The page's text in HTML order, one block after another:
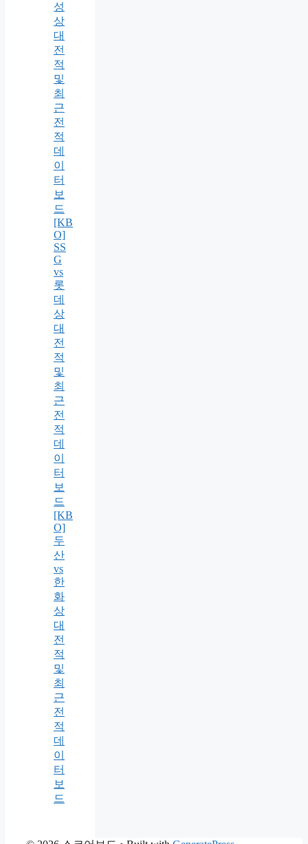
성
상
대
전
적
및
최
근
전
적
데
이
터
보
드
[KB
O]
SS
G
vs
롯
데
상
대
전
적
및
최
근
전
적
데
이
터
보
드
[KB
O]
두
산
vs
한
화
상
대
전
적
및
최
근
전
적
데
이
터
보
드